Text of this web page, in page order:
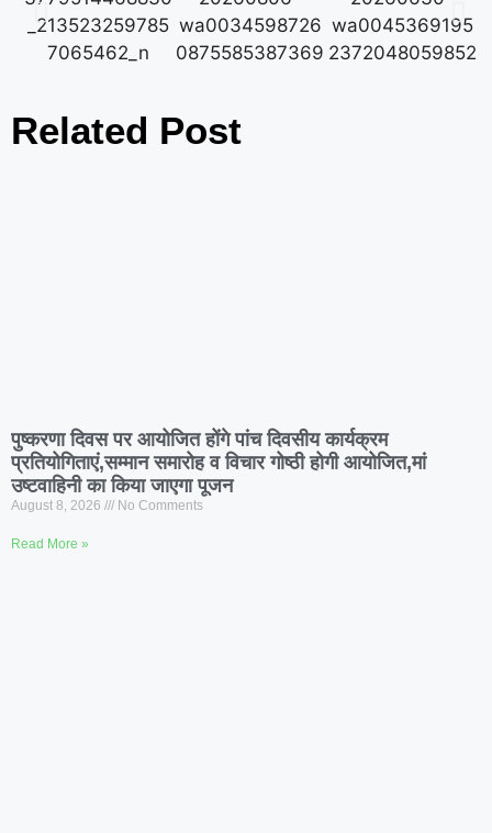
Related Post
पुष्करणा दिवस पर आयोजित होंगे पांच दिवसीय कार्यक्रम
प्रतियोगिताएं,सम्मान समारोह व विचार गोष्ठी होगी आयोजित,मां
उष्टवाहिनी का किया जाएगा पूजन
August 8, 2026 No Comments
Read More »